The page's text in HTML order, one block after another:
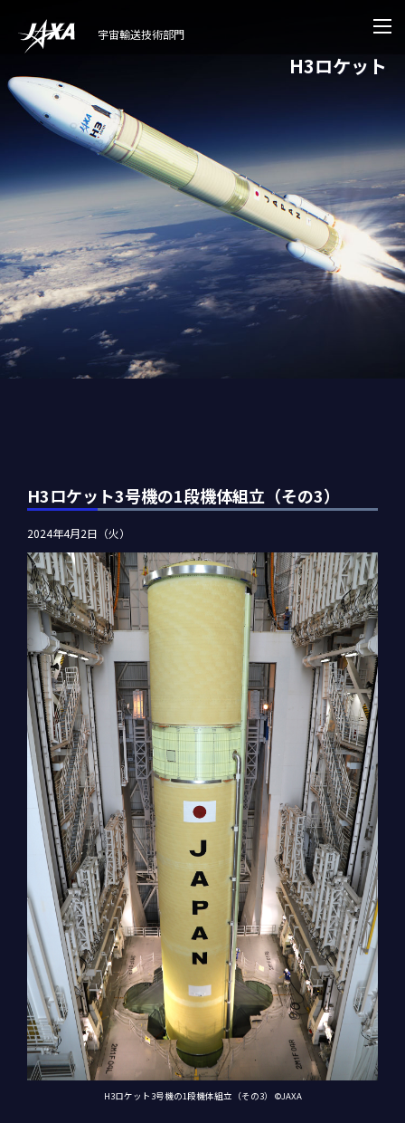
宇宙輸送技術部門
H3ロケット
H3ロケット3号機の1段機体組立（その3）
2024年4月2日（火）
H3ロケット3号機の1段機体組立（その3） ©JAXA